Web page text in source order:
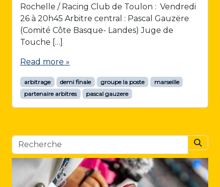
Rochelle / Racing Club de Toulon : Vendredi
26 à 20h45 Arbitre central : Pascal Gauzëre
(Comité Côte Basque- Landes) Juge de
Touche […]
Read more »
arbitrage demi finale groupe la poste
marseille
partenaire arbitres
pascal gauzere